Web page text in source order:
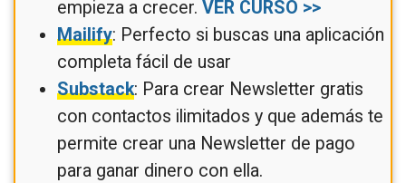
empieza a crecer. VER CURSO >>
Mailify: Perfecto si buscas una aplicación
completa fácil de usar
Substack: Para crear Newsletter gratis
con contactos ilimitados y que además te
permite crear una Newsletter de pago
para ganar dinero con ella.